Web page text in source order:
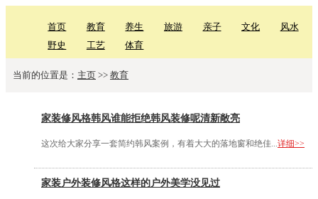
首页 教育 养生 旅游 亲子 文化
风水
野史
工艺 体育
当前的位置是： 主页 >> 教育
家装修风格韩风谁能拒绝韩风装修呢清新敞亮
这次给大家分享一套简约韩风案例，有着大大的落地窗和绝佳...详细>>
家装户外装修风格这样的户外美学没见过